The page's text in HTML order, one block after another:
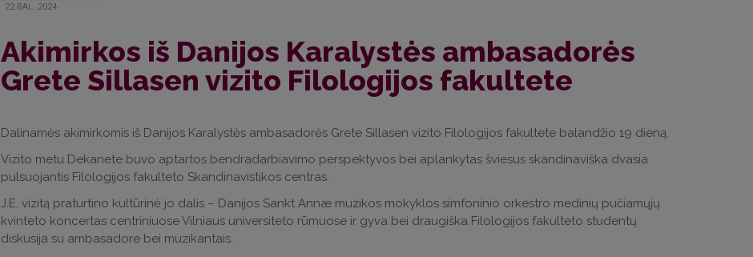
22.BAL..2024
Akimirkos iš Danijos Karalystės ambasadorės
Grete Sillasen vizito Filologijos fakultete
Dalinamės akimirkomis iš Danijos Karalystės ambasadorės Grete Sillasen vizito Filologijos fakultete balandžio 19 dieną.
Vizito metu Dekanete buvo aptartos bendradarbiavimo perspektyvos bei aplankytas šviesus skandinaviška dvasia
pulsuojantis Filologijos fakulteto Skandinavistikos centras.
J.E. vizitą praturtino kultūrinė jo dalis – Danijos Sankt Annæ muzikos mokyklos simfoninio orkestro medinių pučiamųjų
kvinteto koncertas centriniuose Vilniaus universiteto rūmuose ir gyva bei draugiška Filologijos fakulteto studentų
diskusija su ambasadore bei muzikantais.